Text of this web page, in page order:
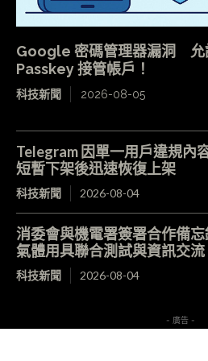
Google 密碼管理器漏洞 允
Passkey 接管帳戶！
科技新聞 2026-08-05
Telegram 因單一用戶違規內
短暫下架後迅速恢復上架
科技新聞 2026-08-04
消委會與機電署簽署合作備
氣體用具聯合測試與資訊交流
科技新聞 2026-08-04
- 廣告 -